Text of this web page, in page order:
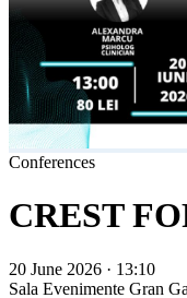
Conferences
CREST
20 June 2026 · 13:10
Sala Evenimente Gran